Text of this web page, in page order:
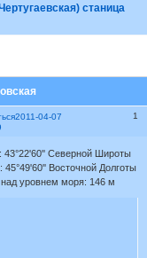
станица
1
2011-04-07
43°22'60'' Северной Широты
45°49'60'' Восточной Долготы
уровнем моря: 146 м